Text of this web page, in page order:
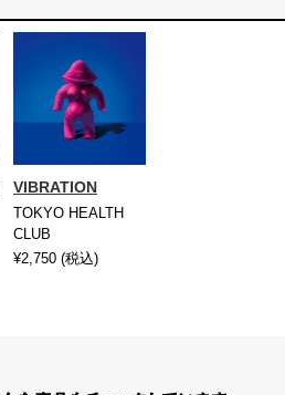
VIBRATION
TOKYO HEALTH
CLUB
¥2,750 (税込)